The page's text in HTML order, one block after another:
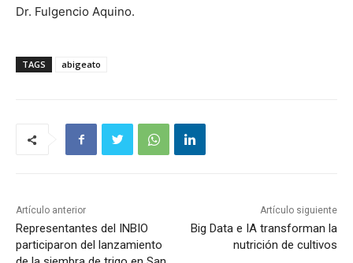
Dr. Fulgencio Aquino.
TAGS abigeato
Artículo anterior
Representantes del INBIO
participaron del lanzamiento
Artículo siguiente
Big Data e IA transforman la
nutrición de cultivos